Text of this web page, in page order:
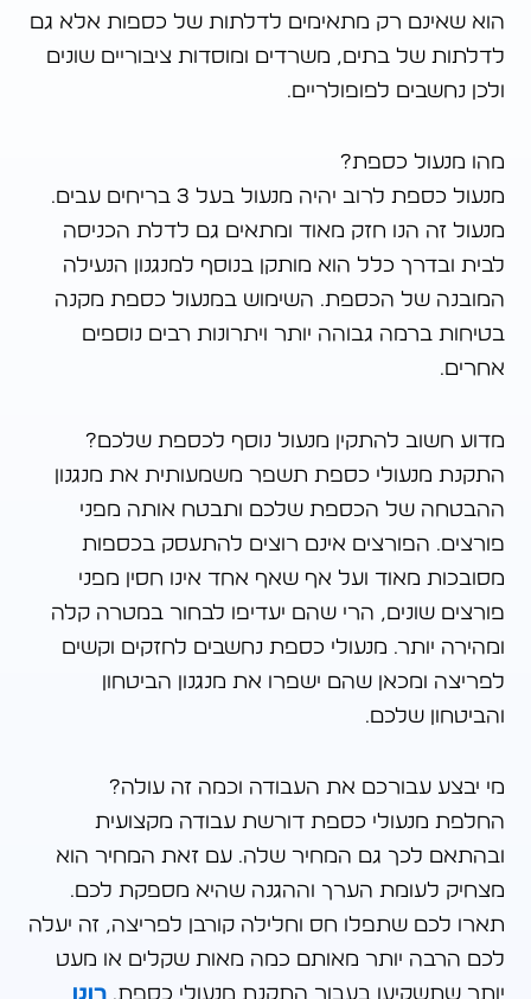
הוא שאינם רק מתאימים לדלתות של כספות אלא גם
לדלתות של בתים, משרדים ומוסדות ציבוריים שונים
ולכן נחשבים לפופולריים.
מהו מנעול כספת?
מנעול כספת לרוב יהיה מנעול בעל 3 בריחים עבים.
מנעול זה הנו חזק מאוד ומתאים גם לדלת הכניסה
לבית ובדרך כלל הוא מותקן בנוסף למנגנון הנעילה
המובנה של הכספת. השימוש במנעול כספת מקנה
בטיחות ברמה גבוהה יותר ויתרונות רבים נוספים
אחרים.
מדוע חשוב להתקין מנעול נוסף לכספת שלכם?
התקנת מנעולי כספת תשפר משמעותית את מנגנון
ההבטחה של הכספת שלכם ותבטח אותה מפני
פורצים. הפורצים אינם רוצים להתעסק בכספות
מסובכות מאוד ועל אף שאף אחד אינו חסין מפני
פורצים שונים, הרי שהם יעדיפו לבחור במטרה קלה
ומהירה יותר. מנעולי כספת נחשבים לחזקים וקשים
לפריצה ומכאן שהם ישפרו את מנגנון הביטחון
והביטחון שלכם.
מי יבצע עבורכם את העבודה וכמה זה עולה?
החלפת מנעולי כספת דורשת עבודה מקצועית
ובהתאם לכך גם המחיר שלה. עם זאת המחיר הוא
מצחיק לעומת הערך וההגנה שהיא מספקת לכם.
תארו לכם שתפלו חס וחלילה קורבן לפריצה, זה יעלה
לכם הרבה יותר מאותם כמה מאות שקלים או מעט
יותר שתשקיעו בעבור התקנת מנעולי כספת.רונן